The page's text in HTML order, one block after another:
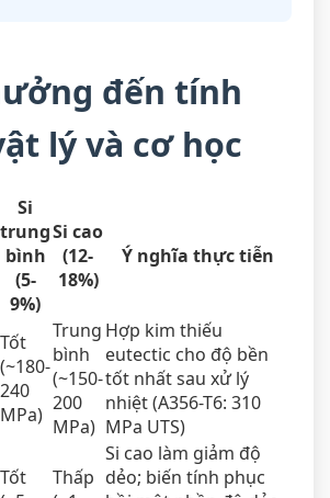
đến tính
lý và cơ học
Si
trung
bình
(5-
9%)
Si cao
(12-
18%)
Ý nghĩa thực tiễn
Tốt
(~180-
240
MPa)
Trung
bình
(~150-
200
MPa)
Hợp kim thiếu
eutectic cho độ bền
tốt nhất sau xử lý
nhiệt (A356-T6: 310
MPa UTS)
Tốt
Thấp
Si cao làm giảm độ
dẻo; biến tính phục